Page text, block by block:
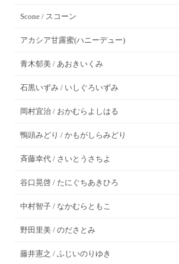
Scone / スコーン
アカシア甘露蜜(ハニーデュー)
青木郁美 / あおきいくみ
石黒いずみ / いしぐろいずみ
岡村宜治 / おかむらよしはる
鴨頭みどり / かもがしらみどり
斉藤幸代 / さいとうさちよ
谷口晃啓 / たにぐちあきひろ
中村智子 / なかむらともこ
野田里美 / のださとみ
藤井憲之 / ふじいのりゆき